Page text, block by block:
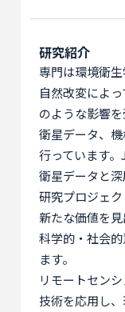
研究紹介
専門は環境衛
自然改変によ
のような影響
衛星データ、
行っています
衛星データと
研究プロジェ
新たな価値を
科学的・社会
ます。
リモートセン
技術を応用し